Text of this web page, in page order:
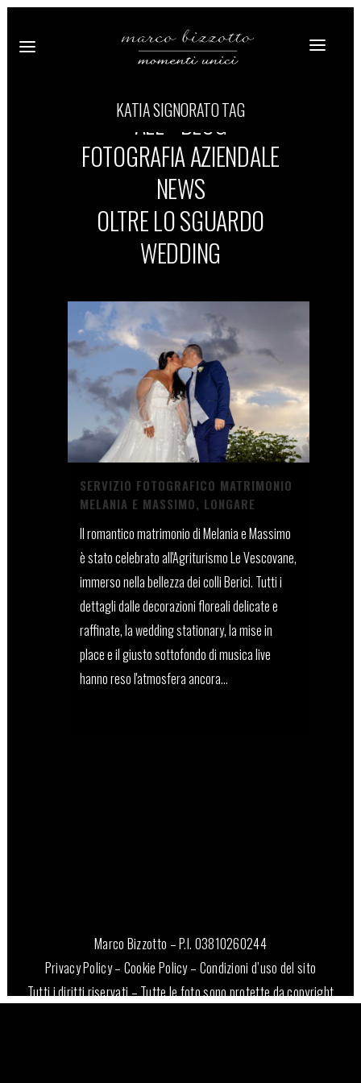
KATIA SIGNORATO TAG
ALL BLOG
FOTOGRAFIA AZIENDALE
NEWS
OLTRE LO SGUARDO
WEDDING
SERVIZIO FOTOGRAFICO MATRIMONIO
MELANIA E MASSIMO, LONGARE
Il romantico matrimonio di Melania e Massimo
è stato celebrato all'Agriturismo Le Vescovane,
immerso nella bellezza dei colli Berici. Tutti i
dettagli dalle decorazioni floreali delicate e
raffinate, la wedding stationary, la mise in
place e il giusto sottofondo di musica live
hanno reso l'atmosfera ancora...
Marco Bizzotto – P.I. 03810260244
Privacy Policy– Cookie Policy– Condizioni d’uso del sito
Tutti i diritti riservati – Tutte le foto sono protette da copyright